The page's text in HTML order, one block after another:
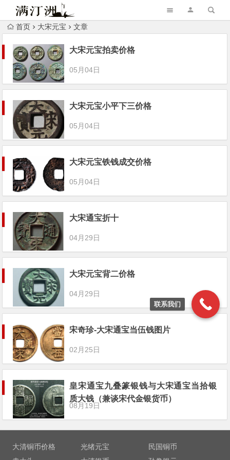
首页 大宋元宝 文章
大宋元宝拍卖价格
05月04日
大宋元宝小平下三价格
05月04日
大宋元宝铁钱成交价格
05月04日
大宋通宝折十
04月29日
大宋元宝背二价格
04月29日
宋奇珍-大宋通宝当伍钱图片
02月25日
皇宋通宝九叠篆银钱与大宋通宝当拾银
质大钱（兼谈宋代金银货币）
08月19日
大清铜币价格 光绪元宝
民国铜币
联系我们